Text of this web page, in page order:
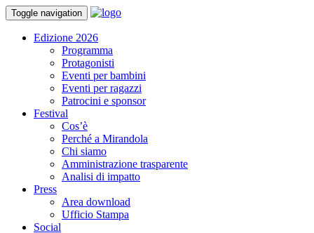
Toggle navigation
Edizione 2026
Programma
Protagonisti
Eventi per bambini
Eventi per ragazzi
Patrocini e sponsor
Festival
Cos’è
Perché a Mirandola
Chi siamo
Amministrazione trasparente
Analisi di impatto
Press
Area download
Ufficio Stampa
Social